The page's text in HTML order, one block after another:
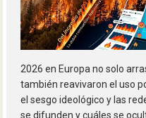
2026 en Europa no solo
también reavivaron el uso
el sesgo ideológico y las
se difunden y cuáles se